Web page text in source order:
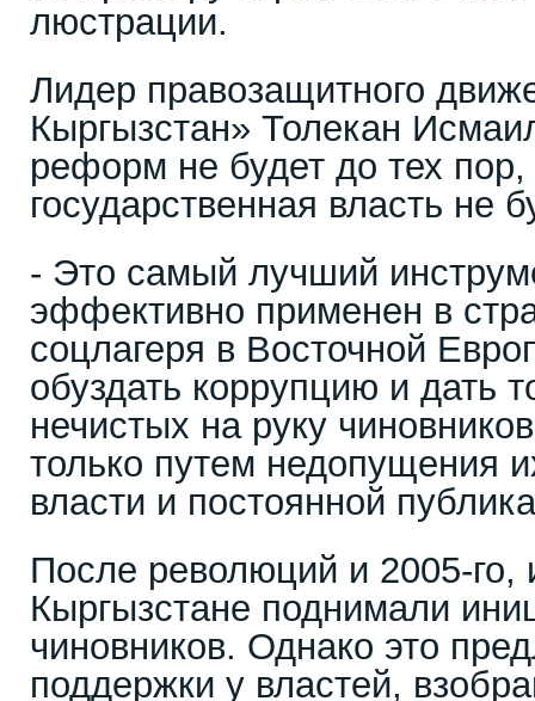
люстрации.
Лидер правозащитного
Кыргызстан» Толекан
реформ не будет до тех пор,
государственная власть не
- Это самый лучший
эффективно применен в
соцлагеря в Восточной
обуздать коррупцию и дать
нечистых на руку
только путем недопущения
власти и постоянной
После революций и 2005-го,
Кыргызстане поднимали
чиновников. Однако это
поддержки у властей,